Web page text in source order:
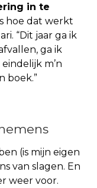
in te
hoe dat werkt
“Dit jaar ga ik
ga ik
m’n
boek.”
(is mijn eigen
van slagen. En
weer voor.